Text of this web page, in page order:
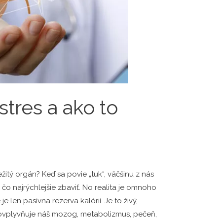
a ako to
orgán? Keď sa povie „tuk“, väčšinu z nás
najrýchlejšie zbaviť. No realita je omnoho
len pasívna rezerva kalórií. Je to živý,
náš mozog, metabolizmus, pečeň,